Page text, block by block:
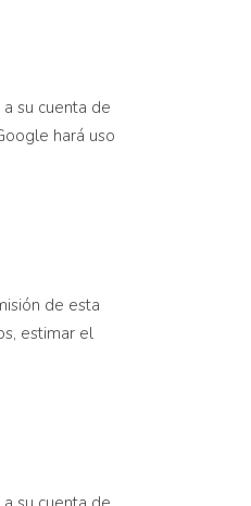
su cuenta de
hará uso
de esta
estimar el